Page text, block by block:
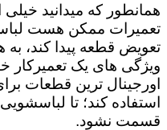
همانطور که میدانید خیلی
تعمیرات ممکن هست
تعویض قطعه پیدا کند، به
ویژگی های یک تعمیرکار
اورجینال ترین قطعات
استفاده کند؛ تا
قسمت نشود.